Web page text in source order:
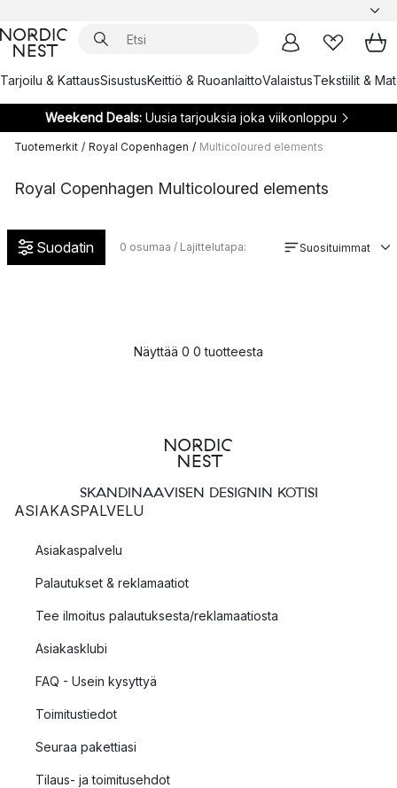
Tarjoilu & KattausSisustusKeittiö & RuoanlaittoValaistusTekstiilit &
Weekend Deals:Uusia tarjouksia joka viikonloppu
Tuotemerkit / Royal Copenhagen / Multicoloured elements
Royal Copenhagen Multicoloured elements
Suodatin 0 osumaa / Lajittelutapa: Suosituimmat
Näyttää 0 0 tuotteesta
SKANDINAAVISEN DESIGNIN KOTISI
ASIAKASPALVELU
Asiakaspalvelu
Palautukset & reklamaatiot
Tee ilmoitus palautuksesta/reklamaatiosta
Asiakasklubi
FAQ - Usein kysyttyä
Toimitustiedot
Seuraa pakettiasi
Tilaus- ja toimitusehdot